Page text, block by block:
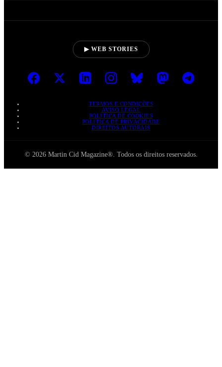
▶ WEB STORIES
TERMOS E CONDIÇÕES
AVISO LEGAL
POLÍTICA DE COOKIES
POLÍTICA DE PRIVACIDADE
DIREITOS AUTORAIS
© 2026 Martin Cid Magazine®. Todos os direitos reservados.